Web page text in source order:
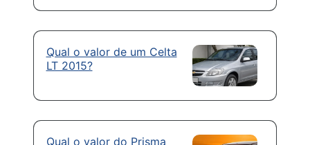
Qual o valor de um Celta
LT 2015?
Qual o valor do Prisma